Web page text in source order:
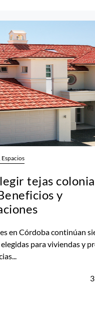
Espacios
tejas
y
en Córdoba continúan
para viviendas y
3